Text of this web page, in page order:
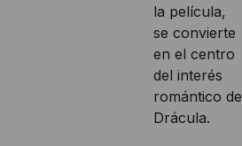
la película,
se convierte
en el centro
del interés
romántico de
Drácula.